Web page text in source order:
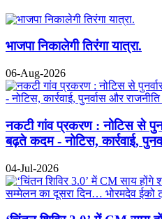
भाजपा निकालेगी तिरंगा यात्रा.
06-Aug-2026
नकटी गांव प्रकरण : नोटिस से
बढ़ते कदम - नोटिस, कार्रवाई,
04-Jul-2026